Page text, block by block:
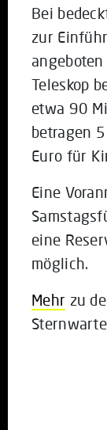
Bei
zur
Teleskop
etwa 90
betragen
Euro für
Eine
eine
möglich.
Mehr zu